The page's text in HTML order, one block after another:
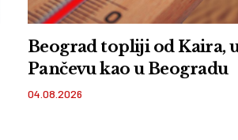
Beograd topliji od Kaira,
Pančevu kao u Beogradu
04.08.2026